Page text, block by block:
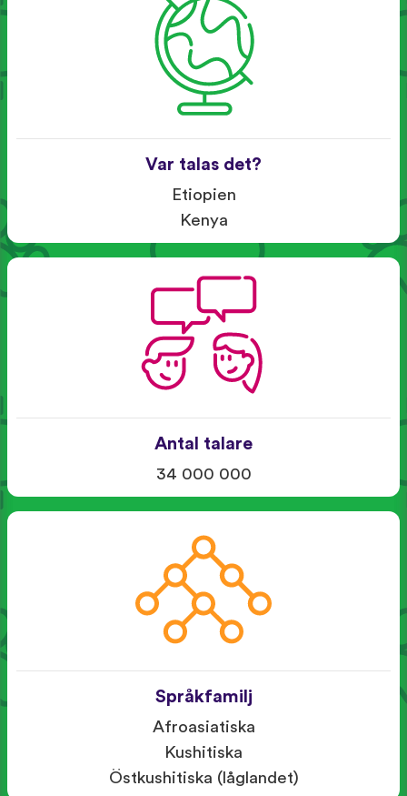
Var talas det?
Etiopien
Kenya
Antal talare
34 000 000
Språkfamilj
Afroasiatiska
Kushitiska
Östkushitiska (låglandet)